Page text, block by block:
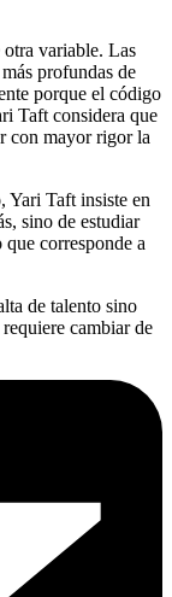
variable. Las
profundas de
porque el código
Taft considera que
con mayor rigor la
Yari Taft insiste en
sino de estudiar
corresponde a
de talento sino
cambiar de